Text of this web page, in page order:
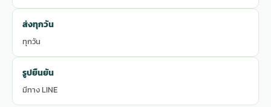
ส่งทุกวัน
ทุกวัน
รูปยืนยัน
มีทาง LINE